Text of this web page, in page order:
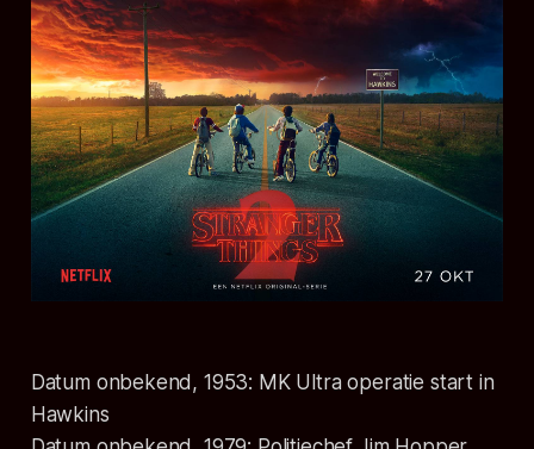
Datum onbekend, 1953: MK Ultra operatie start in
Hawkins